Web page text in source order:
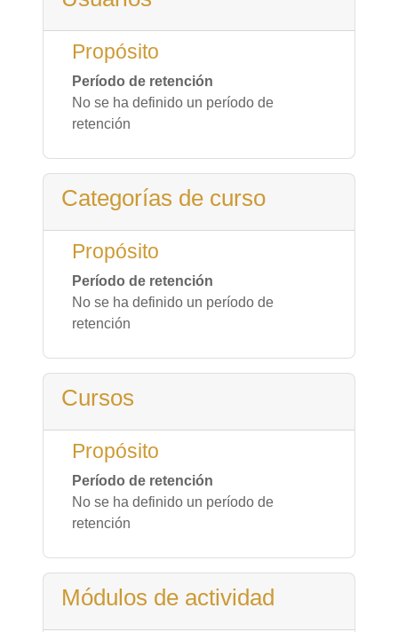
Propósito
Período de retención
No se ha definido un período de
retención
Categorías de curso
Propósito
Período de retención
No se ha definido un período de
retención
Cursos
Propósito
Período de retención
No se ha definido un período de
retención
Módulos de actividad